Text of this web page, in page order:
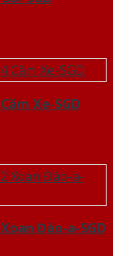
Xe-SGD
Đào-a-SGD